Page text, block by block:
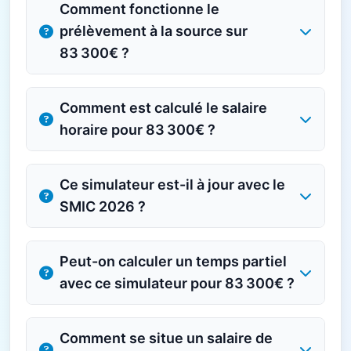
Comment fonctionne le
prélèvement à la source sur
83 300€ ?
Comment est calculé le salaire
horaire pour 83 300€ ?
Ce simulateur est-il à jour avec le
SMIC 2026 ?
Peut-on calculer un temps partiel
avec ce simulateur pour 83 300€ ?
Comment se situe un salaire de